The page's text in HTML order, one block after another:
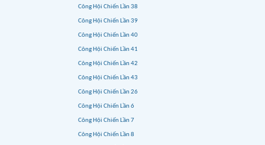
Công Hội Chiến Lần 38
Công Hội Chiến Lần 39
Công Hội Chiến Lần 40
Công Hội Chiến Lần 41
Công Hội Chiến Lần 42
Công Hội Chiến Lần 43
Công Hội Chiến Lần 26
Công Hội Chiến Lần 6
Công Hội Chiến Lần 7
Công Hội Chiến Lần 8